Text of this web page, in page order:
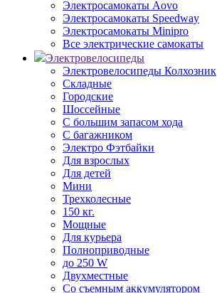
Электросамокаты Aovo
Электросамокаты Speedway
Электросамокаты Minipro
Все электрические самокаты
Электровелосипеды
Электровелосипеды Колхозник
Складные
Городские
Шоссейные
С большим запасом хода
С багажником
Электро Фэтбайки
Для взрослых
Для детей
Мини
Трехколесные
150 кг.
Мощные
Для курьера
Полноприводные
до 250 W
Двухместные
Со съемным аккумулятором